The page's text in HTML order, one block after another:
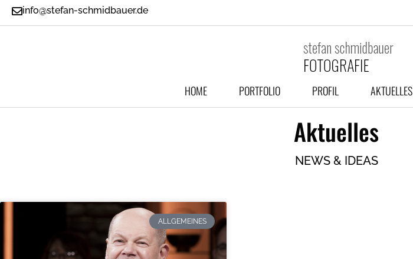
info@stefan-schmidbauer.de
HOME PORTFOLIO PROFIL AKTUELLES
Aktuelles
NEWS & IDEAS
ALLGEMEINES